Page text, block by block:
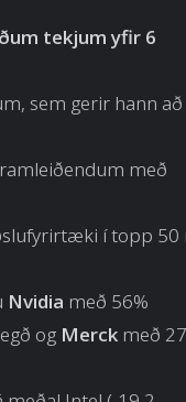
tekjum yfir 6
sem gerir hann
með
í topp 50
Nvidia með 56%
og Merck með